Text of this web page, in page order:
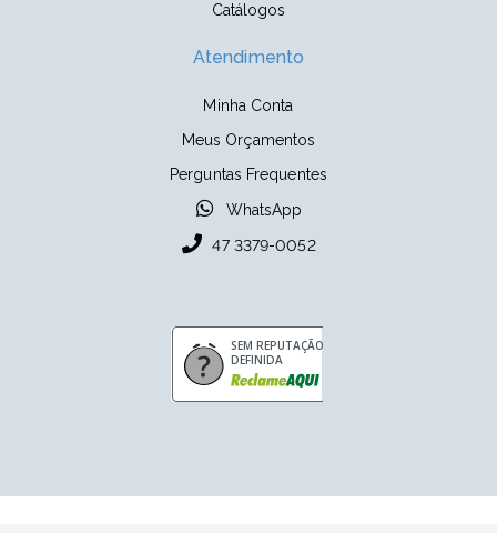
Catálogos
Atendimento
Minha Conta
Meus Orçamentos
Perguntas Frequentes
WhatsApp
47 3379-0052
SEM REPUTAÇÃO
DEFINIDA